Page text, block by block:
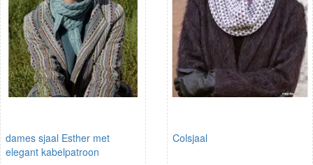
dames sjaal Esther met
elegant kabelpatroon
Colsjaal